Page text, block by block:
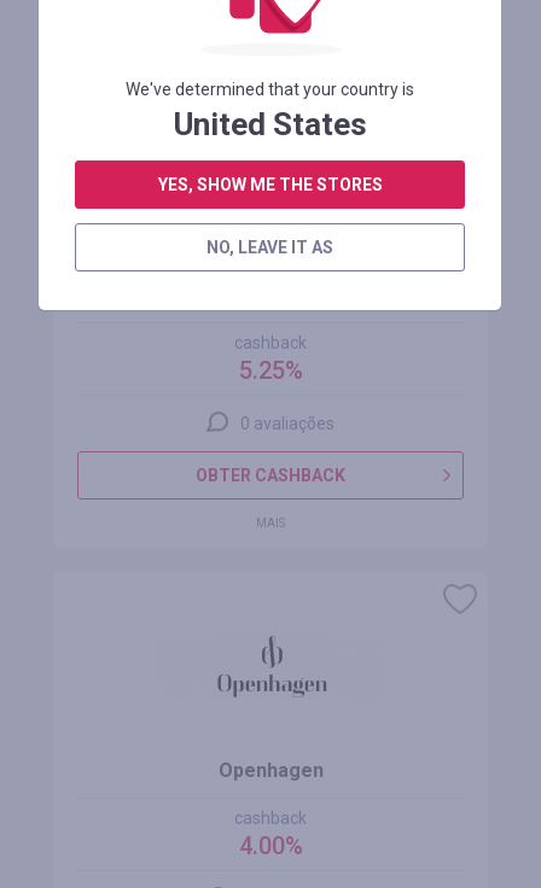
cashback
5.25%
0 avaliações
OBTER CASHBACK
MAIS
Openhagen
cashback
4.00%
We've determined that your country is
United States
YES, SHOW ME THE STORES
NO, LEAVE IT AS